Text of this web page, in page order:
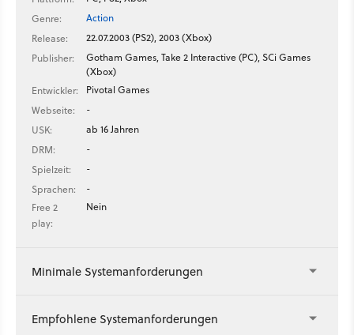
Genre:
Action
Release:
22.07.2003 (PS2), 2003 (Xbox)
Publisher:
Gotham Games, Take 2 Interactive (PC), SCi Games
(Xbox)
Entwickler:
Pivotal Games
Webseite:
-
USK:
ab 16 Jahren
DRM:
-
Spielzeit:
-
Sprachen:
-
Free 2
play:
Nein
Minimale Systemanforderungen
Empfohlene Systemanforderungen